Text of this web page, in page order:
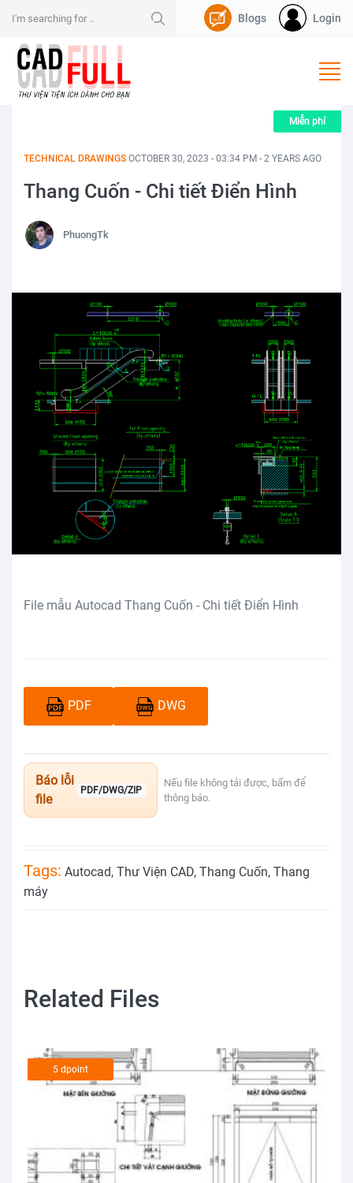
Login
Blogs
TECHNICAL DRAWINGS OCTOBER 30, 2023 - 03:34 PM - 2 YEARS AGO
Thang Cuốn - Chi tiết Điển Hình
PhuongTk
Miễn phí
File mẫu Autocad Thang Cuốn - Chi tiết Điển Hình
PDF DWG
Báo lỗi
file
PDF/DWG/ZIP
Nếu file không tải được, bấm để
thông báo.
Tags: Autocad, Thư Viện CAD, Thang Cuốn, Thang
máy
Related Files
5 dpoint